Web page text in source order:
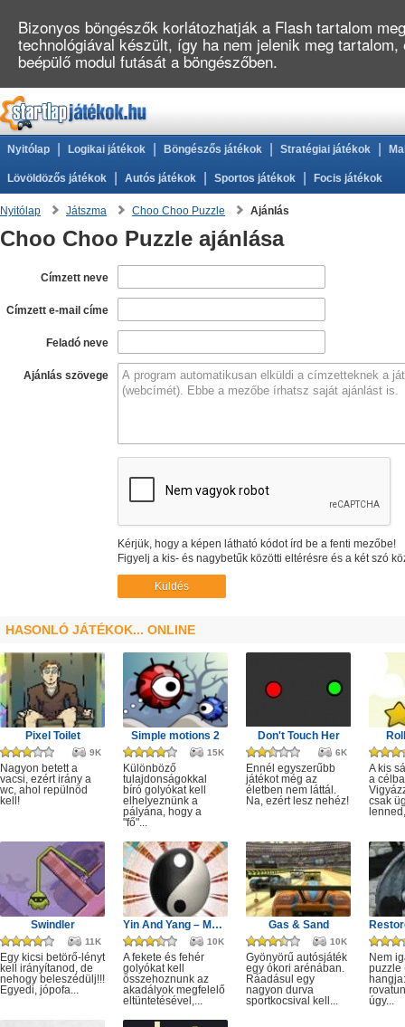
Nyitólap Logikai játékok Böngészős játékok Stratégiai játékok
Lövöldözős játékok Autós játékok Sportos játékok Focis játékok
Nyitólap Játszma Choo Choo Puzzle Ajánlás
Choo Choo Puzzle ajánlása
Címzett neve
Címzett e-mail címe
Feladó neve
Ajánlás szövege
Kérjük, hogy a képen látható kódot írd be a fenti mezőbe!
Figyelj a kis- és nagybetűk közötti eltérésre és a két szó
HASONLÓ JÁTÉKOK... ONLINE
Pixel Toilet
9K
Nagyon betett a
vacsi, ezért irány a
wc, ahol repülnöd
kell!
Simple motions 2
15K
Különböző
tulajdonságokkal
bíró golyókat kell
elhelyeznünk a
pályána, hogy a
"fő"...
Don't Touch Her
6K
Ennél egyszerűbb
játékot még az
életben nem láttál.
Na, ezért lesz nehéz!
A kis
a
csak
Swindler
11K
Egy kicsi betörő-lényt
kell irányítanod, de
nehogy beleszédülj!!!
Egyedi, jópofa...
Yin And Yang – Merge
10K
A fekete és fehér
golyókat kell
összehoznunk az
akadályok megfelelő
eltüntetésével,...
Gas & Sand
10K
Gyönyörű autósjáték
egy ókori arénában.
Ráadásul egy
nagyon durva
sportkocsival kell...
Nem
puzzle
úgy...
Bizonyos böngészők korlátozhatják a Flash tartalom
technológiával készült, így ha nem jelenik meg
beépülő modul futását a böngészőben.